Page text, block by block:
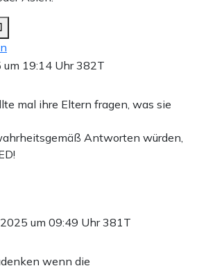
um 19:14 Uhr382T
mal ihre Eltern fragen, was sie
Antworten würden,
um 09:49 Uhr381T
wenn die